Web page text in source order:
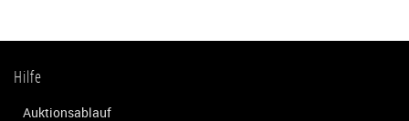
Hilfe
Auktionsablauf